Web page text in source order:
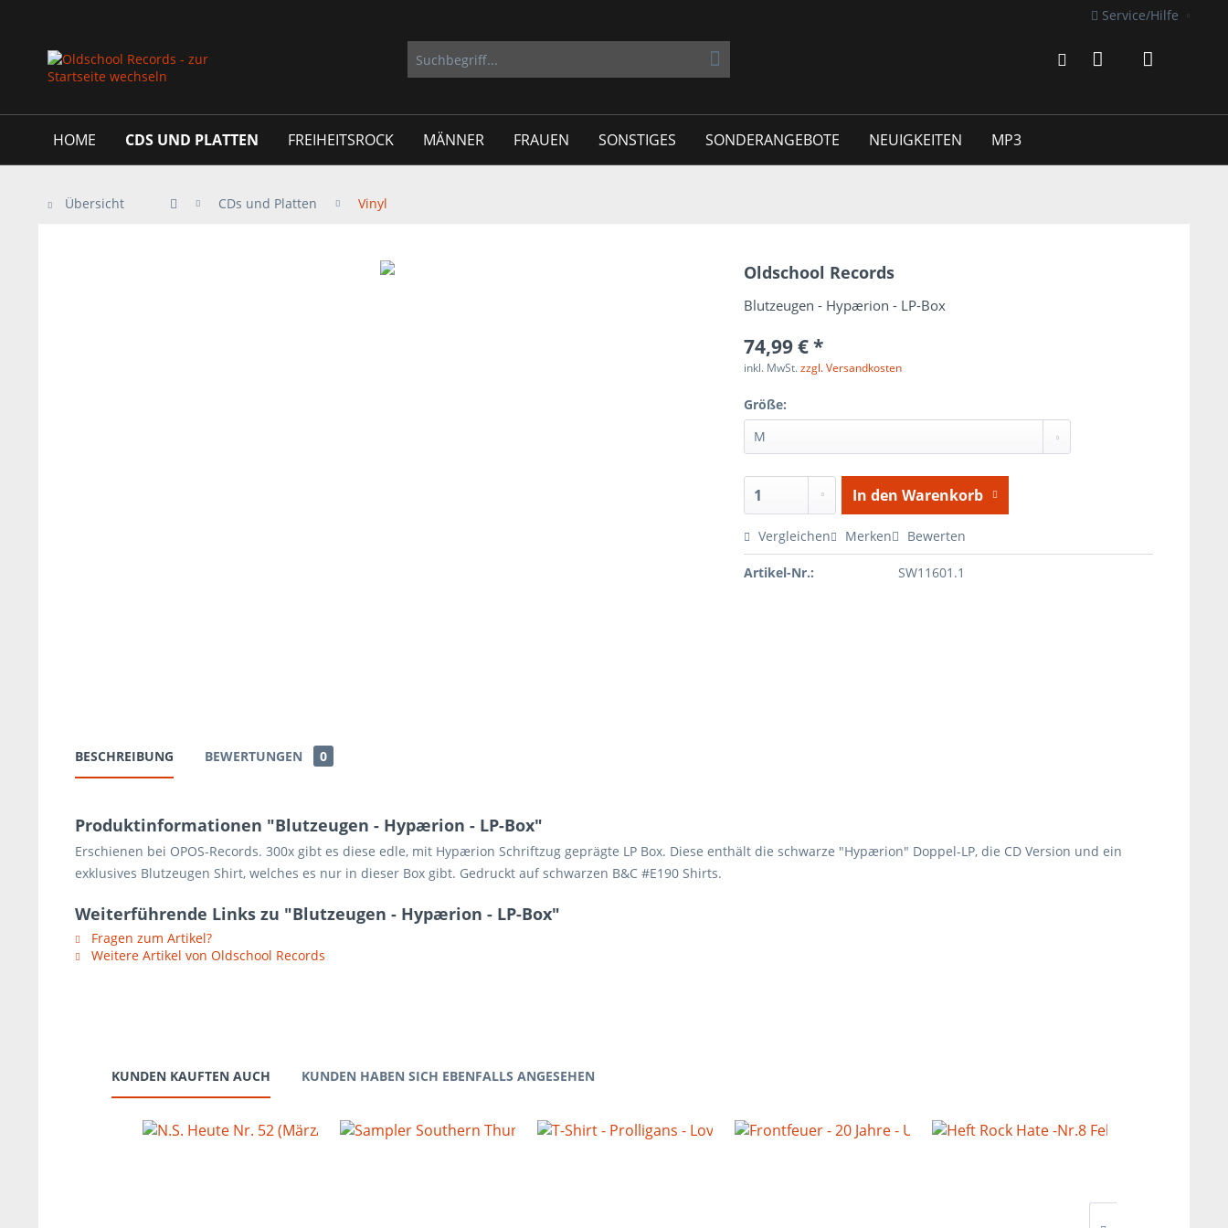
Service/Hilfe
HOME CDS UND PLATTEN FREIHEITSROCK MÄNNER FRAUEN SONSTIGES SONDERANGEBOTE NEUIGKEITEN MP3
Übersicht CDs und Platten Vinyl
Oldschool Records
Blutzeugen - Hypærion - LP-Box
74,99 € *
inkl. MwSt.zzgl. Versandkosten
Größe:
In den Warenkorb
Vergleichen Merken Bewerten
Artikel-Nr.: SW11601.1
BESCHREIBUNG BEWERTUNGEN 0
Produktinformationen "Blutzeugen - Hypærion - LP-Box"
Erschienen bei OPOS-Records. 300x gibt es diese edle, mit Hypærion Schriftzug geprägte LP Box. Diese enthält die schwarze "Hypærion" Doppel-LP, die CD Version und ein
exklusives Blutzeugen Shirt, welches es nur in dieser Box gibt. Gedruckt auf schwarzen B&C #E190 Shirts.
Weiterführende Links zu "Blutzeugen - Hypærion - LP-Box"
Fragen zum Artikel?
Weitere Artikel von Oldschool Records
KUNDEN KAUFTEN AUCH KUNDEN HABEN SICH EBENFALLS ANGESEHEN